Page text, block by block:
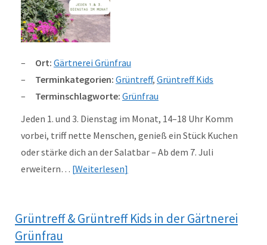
Ort: Gärtnerei Grünfrau
Terminkategorien: Grüntreff, Grüntreff Kids
Terminschlagworte: Grünfrau
Jeden 1. und 3. Dienstag im Monat, 14–18 Uhr Komm
vorbei, triff nette Menschen, genieß ein Stück Kuchen
oder stärke dich an der Salatbar – Ab dem 7. Juli
erweitern… Weiterlesen
Grüntreff & Grüntreff Kids in der Gärtnerei
Grünfrau